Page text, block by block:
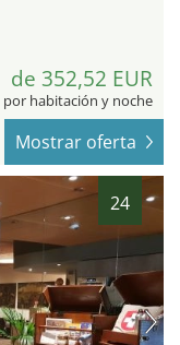
de 352,52 EUR
por habitación y noche
Mostrar oferta
24